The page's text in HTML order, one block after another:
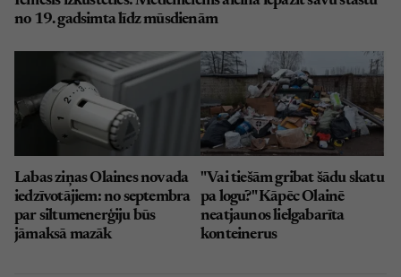
no 19. gadsimta līdz mūsdienām
Labas ziņas Olaines novada
iedzīvotājiem: no septembra
par siltumenerģiju būs
jāmaksā mazāk
"Vai tiešām gribat šādu skatu
pa logu?" Kāpēc Olainē
neatjaunos lielgabarīta
konteinerus